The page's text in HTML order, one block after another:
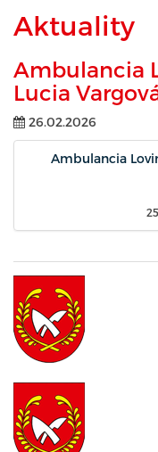
Aktuality
Ambulancia
Lucia
26.02.2026
Ambulancia